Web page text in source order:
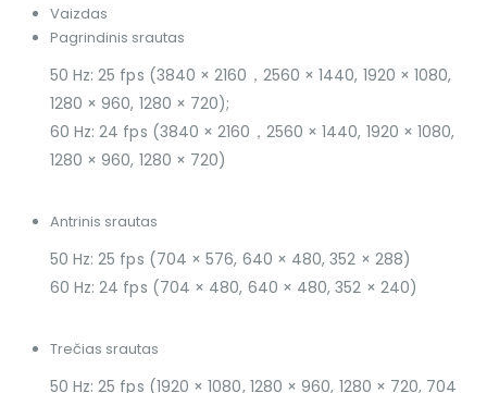
Vaizdas
Pagrindinis srautas
50 Hz: 25 fps (3840 × 2160，2560 × 1440, 1920 × 1080,
1280 × 960, 1280 × 720);
60 Hz: 24 fps (3840 × 2160，2560 × 1440, 1920 × 1080,
1280 × 960, 1280 × 720)
Antrinis srautas
50 Hz: 25 fps (704 × 576, 640 × 480, 352 × 288)
60 Hz: 24 fps (704 × 480, 640 × 480, 352 × 240)
Trečias srautas
50 Hz: 25 fps (1920 × 1080, 1280 × 960, 1280 × 720, 704